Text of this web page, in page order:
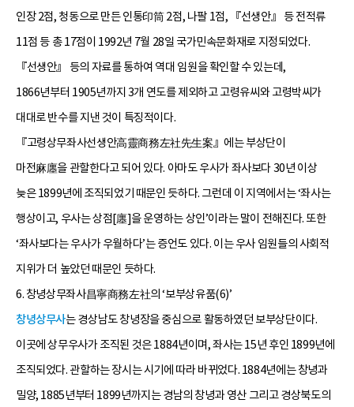
인장 2점, 청동으로 만든 인통印筒 2점, 나팔 1점, 『선생안』 등 전적류
11점 등 총 17점이 1992년 7월 28일 국가민속문화재로 지정되었다.
『선생안』 등의 자료를 통하여 역대 임원을 확인할 수 있는데,
1866년부터 1905년까지 3개 연도를 제외하고 고령유씨와 고령박씨가
대대로 반수를 지낸 것이 특징적이다.
『고령상무좌사선생안高靈商務左社先生案』에는 부상단이
마전麻廛을 관할한다고 되어 있다. 아마도 우사가 좌사보다 30년 이상
늦은 1899년에 조직되었기 때문인 듯하다. 그런데 이 지역에서는 ‘좌사는
행상이고, 우사는 상점[廛]을 운영하는 상인’이라는 말이 전해진다. 또한
‘좌사보다는 우사가 우월하다’는 증언도 있다. 이는 우사 임원들의 사회적
지위가 더 높았던 때문인 듯하다.
6. 창녕상무좌사昌寧商務左社의 ‘보부상유품(6)’
창녕상무사는 경상남도 창녕장을 중심으로 활동하였던 보부상단이다.
이곳에 상무우사가 조직된 것은 1884년이며, 좌사는 15년 후인 1899년에
조직되었다. 관할하는 장시는 시기에 따라 바뀌었다. 1884년에는 창녕과
밀양, 1885년부터 1899년까지는 경남의 창녕과 영산 그리고 경상북도의